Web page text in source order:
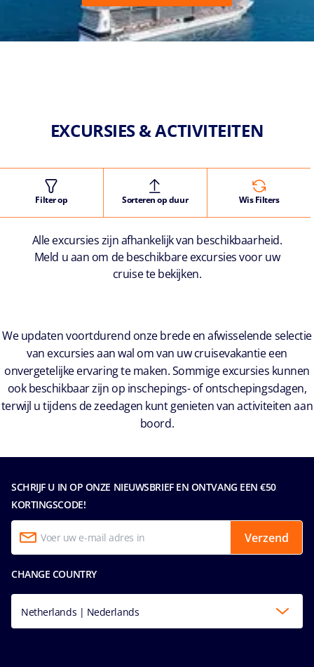
EXCURSIES & ACTIVITEITEN
Filter op Sorteren op duur Wis Filters
Alle excursies zijn afhankelijk van beschikbaarheid.
Meld u aan om de beschikbare excursies voor uw
cruise te bekijken.
We updaten voortdurend onze brede en afwisselende selectie
van excursies aan wal om van uw cruisevakantie een
onvergetelijke ervaring te maken. Sommige excursies kunnen
ook beschikbaar zijn op inschepings- of ontschepingsdagen,
terwijl u tijdens de zeedagen kunt genieten van activiteiten aan
boord.
SCHRIJF U IN OP ONZE NIEUWSBRIEF EN ONTVANG EEN €50
KORTINGSCODE!
Verzend
CHANGE COUNTRY
Netherlands | Nederlands